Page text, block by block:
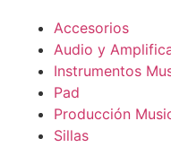
Accesorios
Audio y
Instrumentos
Pad
Producción
Sillas